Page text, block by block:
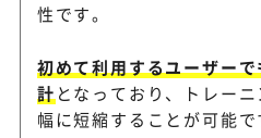
性です。
初めて利用するユーザー
計 となっており、トレー
幅に短縮することが可能で